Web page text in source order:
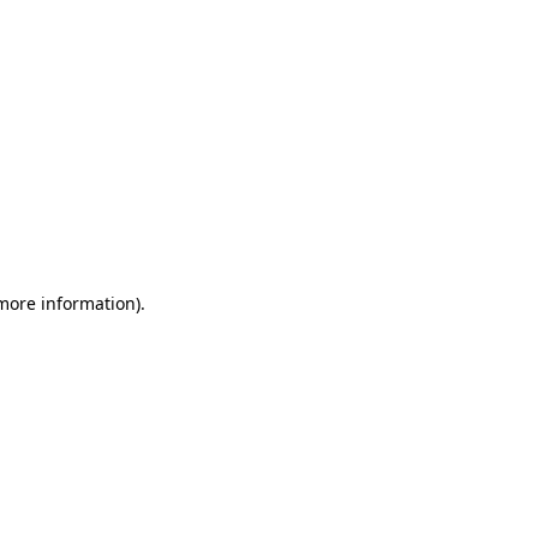
information).